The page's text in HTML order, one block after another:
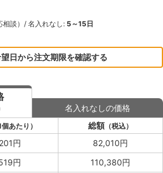
相談）/ 名入れなし: 5～15日
日から注文期限を確認する
名入れなしの価格
個あたり） 総額 （税込）
円
82,010円
円
110,380円